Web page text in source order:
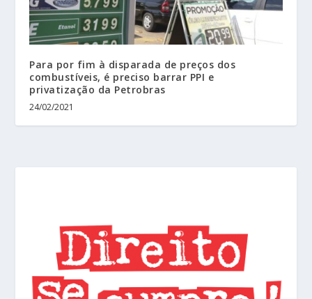
Para por fim à disparada de preços dos
combustíveis, é preciso barrar PPI e
privatização da Petrobras
24/02/2021